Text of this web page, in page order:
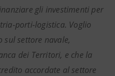
gli investimenti per
porti-logistica. Voglio
sul settore navale,
dei Territori, e che la
accordate al settore